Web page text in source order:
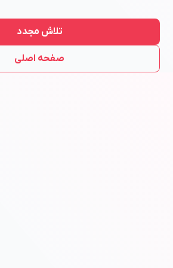
تلاش مجدد
صفحه اصلی